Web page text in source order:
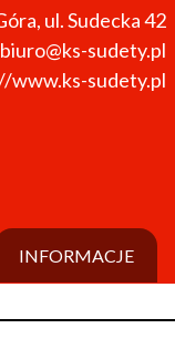
, ul. Sudecka 42
biuro@ks-sudety.pl
www.ks-sudety.pl
INFORMACJE